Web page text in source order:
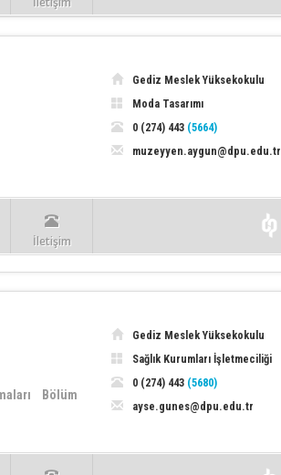
Gediz Meslek Yüksekokulu
Moda Tasarımı
0 (274) 443 (5664)
muzeyyen.aygun@dpu.edu.tr
İletişim
Bölüm
Gediz Meslek Yüksekokulu
Sağlık Kurumları İşletmeciliği
0 (274) 443 (5680)
ayse.gunes@dpu.edu.tr